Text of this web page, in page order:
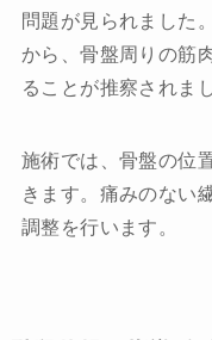
問題が見られました
から、骨盤周りの筋
ることが推察されま
施術では、骨盤の位
きます。痛みのない
調整を行います。